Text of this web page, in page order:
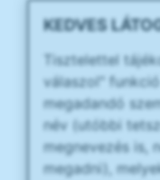
KEDVES
Tisztelettel
válaszol"
megadandó
név (utóbbi
megnevezés is,
megadni),